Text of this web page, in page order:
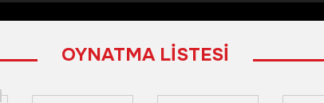
OYNATMA LİSTESİ